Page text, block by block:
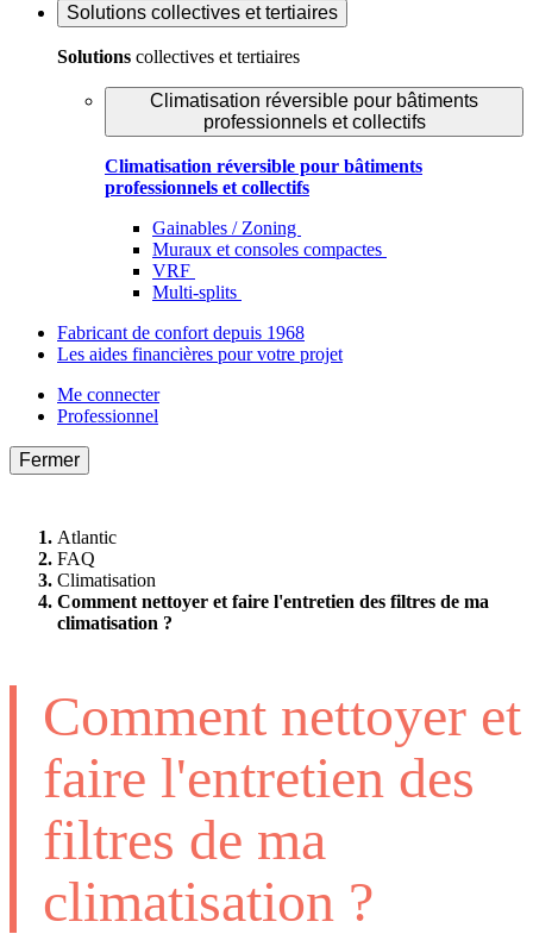
Solutions collectives et tertiaires
Solutions collectives et tertiaires
Climatisation réversible pour bâtiments
professionnels et collectifs
Climatisation réversible pour bâtiments
professionnels et collectifs
Gainables / Zoning
Muraux et consoles compactes
VRF
Multi-splits
Fabricant de confort depuis 1968
Les aides financières pour votre projet
Me connecter
Professionnel
Fermer
Atlantic
FAQ
Climatisation
Comment nettoyer et faire l'entretien des filtres de ma
climatisation ?
Comment nettoyer et
faire l'entretien des
filtres de ma
climatisation ?